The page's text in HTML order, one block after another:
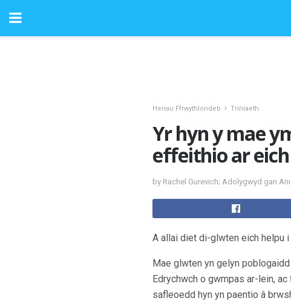
Heriau Ffrwythlondeb Triniaeth
Yr hyn y mae
effeithio ar
by Rachel Gurevich; Adolygwyd gan
A allai diet di-glwten eich helpu
Mae glwten yn gelyn
Edrychwch o gwmpas ar-lein,
safleoedd hyn yn paentio â